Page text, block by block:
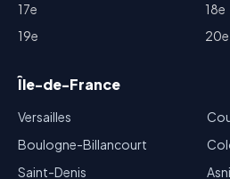
17e
18e
19e
20e
Île-de-France
Versailles
Boulogne-Billancourt
Saint-Denis